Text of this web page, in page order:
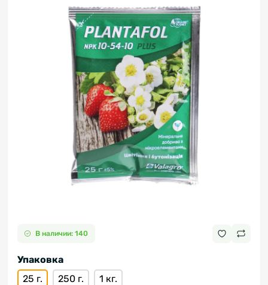
В наличии: 140
Упаковка
25 г.
250 г. 1 кг.